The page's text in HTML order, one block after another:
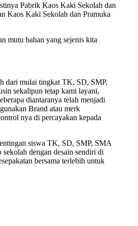
Pabrik Kaos Kaki Sekolah dan
Kaos Kaki Sekolah dan Pramuka
mutu bahan yang sejenis kita
dari mulai tingkat TK, SD, SMP,
sekalipun tetap kami layani,
diantaranya telah menjadi
Brand atau merk
nya di percayakan kepada
siswa TK, SD, SMP, SMA
dengan desain sendiri di
bersama terlebih untuk